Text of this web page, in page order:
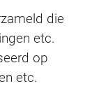
die
etc.
op
etc.